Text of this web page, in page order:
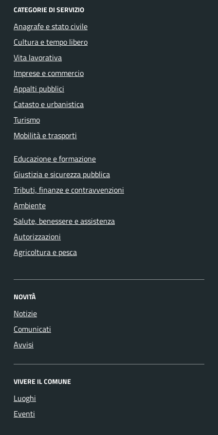
CATEGORIE DI SERVIZIO
Anagrafe e stato civile
Cultura e tempo libero
Vita lavorativa
Imprese e commercio
Appalti pubblici
Catasto e urbanistica
Turismo
Mobilità e trasporti
Educazione e formazione
Giustizia e sicurezza pubblica
Tributi, finanze e contravvenzioni
Ambiente
Salute, benessere e assistenza
Autorizzazioni
Agricoltura e pesca
NOVITÀ
Notizie
Comunicati
Avvisi
VIVERE IL COMUNE
Luoghi
Eventi